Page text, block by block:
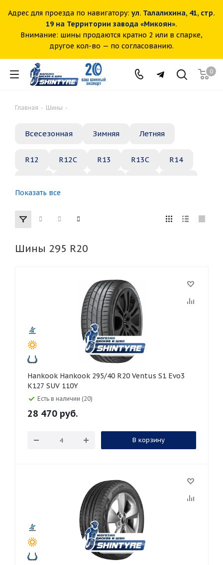
Адрес для проезда по навигатору: ул. Талалихина, 41, стр.
19 на Территории завода «Микоян».
Внимание: шины продаются кратно 2 или в спарке,
другое кол-во — по согласованию.
0
Главная - Шины -
Всесезонная Зимняя Летняя
R12 R12C R13 R13C R14
R22
155 165
285 295
30 40 45 45
55 65 70
Показать все
Шины 295 R20
Hankook Hankook 295/40 R20 Ventus S1 Evo3
K127 SUV 110Y
Есть в наличии (20)
28 470 руб.
В корзину